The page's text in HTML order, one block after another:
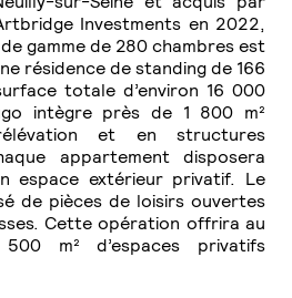
Investments en 2022,
gamme de 280 chambres est
résidence de standing de 166
totale d’environ 16 000
intègre près de 1 800 m²
et en structures
appartement disposera
espace extérieur privatif. Le
de pièces de loisirs ouvertes
Cette opération offrira au
m² d’espaces privatifs